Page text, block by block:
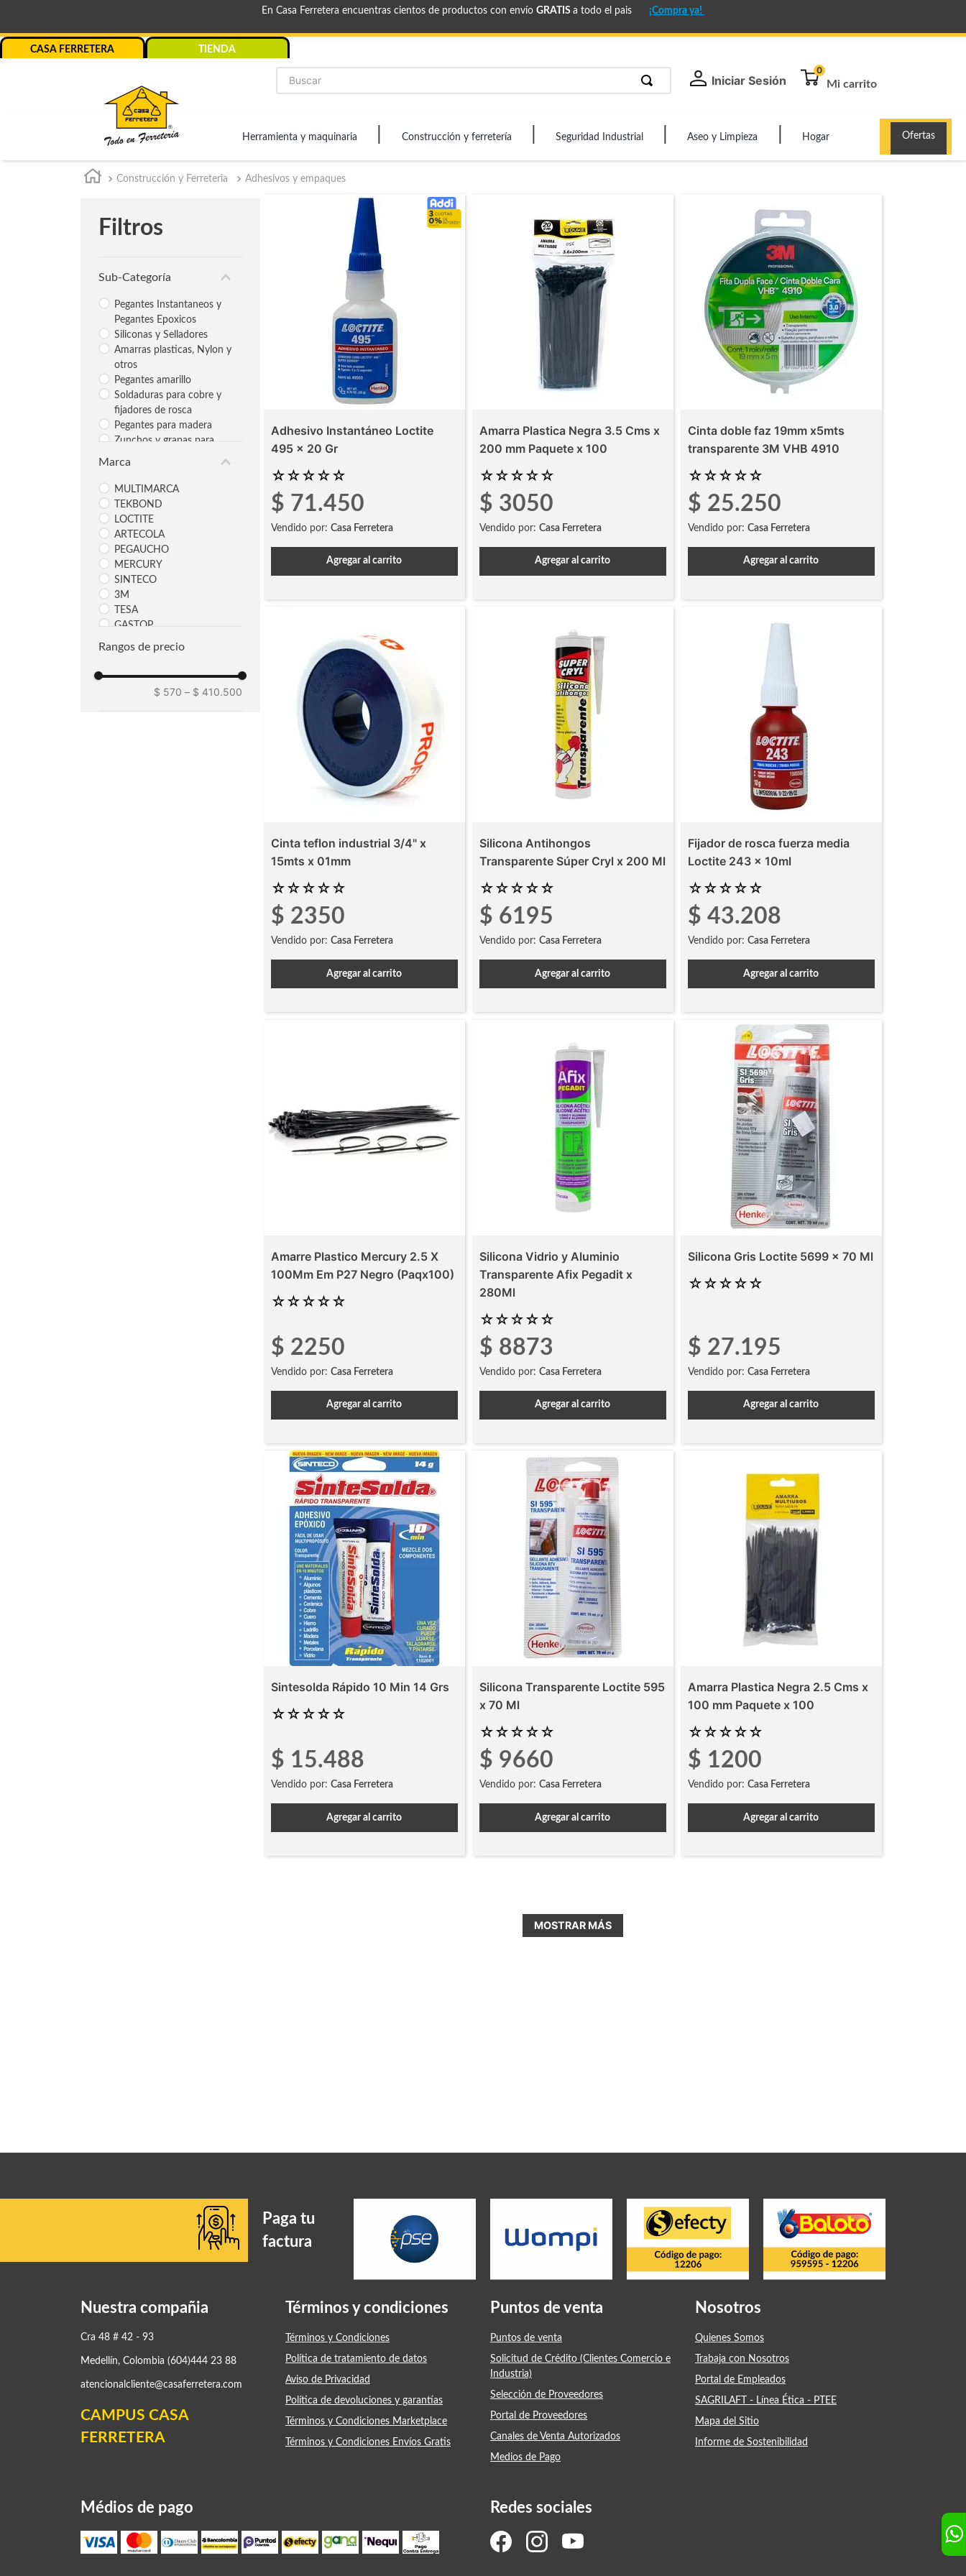
En Casa Ferretera encuentras cientos de productos con envío GRATIS a todo el pais ¡Compra ya!
CASA FERRETERA TIENDA
Iniciar Sesión
0
Herramienta y maquinaria Construcción y ferretería Seguridad Industrial Aseo y Limpieza Hogar Ofertas
Construcción y Ferreteria Adhesivos y empaques
Filtros
Sub-Categoría
Pegantes Instantaneos y
Pegantes Epoxicos
Siliconas y Selladores
Amarras plasticas, Nylon y
otros
Pegantes amarillo
Soldaduras para cobre y
fijadores de rosca
Pegantes para madera
Zunchos y grapas para
Cintas Doble Faz
Marca
MULTIMARCA
TEKBOND
LOCTITE
ARTECOLA
PEGAUCHO
MERCURY
SINTECO
3M
TESA
GASTOP
BOXER
PEGATEX
Rangos de precio
$ 570 – $ 410.500
cuotas-
sin-
interes
Adhesivo Instantáneo Loctite
495 x 20 Gr
☆☆☆☆☆
$ 71.450
Vendido por: Casa Ferretera
Agregar al carrito
Amarra Plastica Negra 3.5 Cms x
200 mm Paquete x 100
☆☆☆☆☆
$ 3050
Vendido por: Casa Ferretera
Agregar al carrito
Cinta doble faz 19mm x5mts
transparente 3M VHB 4910
☆☆☆☆☆
$ 25.250
Vendido por: Casa Ferretera
Agregar al carrito
Cinta teflon industrial 3/4" x
15mts x 01mm
☆☆☆☆☆
$ 2350
Vendido por: Casa Ferretera
Agregar al carrito
Silicona Antihongos
Transparente Súper Cryl x 200 Ml
☆☆☆☆☆
$ 6195
Vendido por: Casa Ferretera
Agregar al carrito
Fijador de rosca fuerza media
Loctite 243 x 10ml
☆☆☆☆☆
$ 43.208
Vendido por: Casa Ferretera
Agregar al carrito
Amarre Plastico Mercury 2.5 X
100Mm Em P27 Negro (Paqx100)
☆☆☆☆☆
$ 2250
Vendido por: Casa Ferretera
Agregar al carrito
Silicona Vidrio y Aluminio
Transparente Afix Pegadit x
280Ml
☆☆☆☆☆
$ 8873
Vendido por: Casa Ferretera
Agregar al carrito
Silicona Gris Loctite 5699 x 70 Ml
☆☆☆☆☆
$ 27.195
Vendido por: Casa Ferretera
Agregar al carrito
Sintesolda Rápido 10 Min 14 Grs
☆☆☆☆☆
$ 15.488
Vendido por: Casa Ferretera
Agregar al carrito
Silicona Transparente Loctite 595
x 70 Ml
☆☆☆☆☆
$ 9660
Vendido por: Casa Ferretera
Agregar al carrito
Amarra Plastica Negra 2.5 Cms x
100 mm Paquete x 100
☆☆☆☆☆
$ 1200
Vendido por: Casa Ferretera
Agregar al carrito
MOSTRAR MÁS
Paga tu
factura
Nuestra compañia
Cra 48 # 42 - 93
Medellín, Colombia (604)444 23 88
atencionalcliente@casaferretera.com
CAMPUS CASA
FERRETERA
Términos y condiciones
Términos y Condiciones
Política de tratamiento de datos
Aviso de Privacidad
Política de devoluciones y garantías
Términos y Condiciones Marketplace
Términos y Condiciones Envíos Gratis
Puntos de venta
Puntos de venta
Solicitud de Crédito (Clientes Comercio e
Industria)
Selección de Proveedores
Portal de Proveedores
Canales de Venta Autorizados
Medios de Pago
Nosotros
Quienes Somos
Trabaja con Nosotros
Portal de Empleados
SAGRILAFT - Línea Ética - PTEE
Mapa del Sitio
Informe de Sostenibilidad
Médios de pago Redes sociales